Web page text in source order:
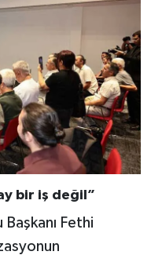
bir iş değil”
Fethi